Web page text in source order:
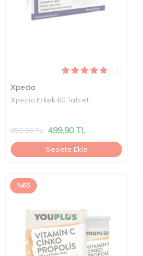
Xpecia
Xpecia Erkek 60 Tablet
650,00TL 499,90TL
Sepete Ekle
%65